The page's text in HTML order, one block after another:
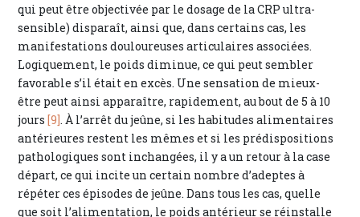
qui peut être objectivée par le dosage de la CRP ultra-
sensible) disparaît, ainsi que, dans certains cas, les
manifestations douloureuses articulaires associées.
Logiquement, le poids diminue, ce qui peut sembler
favorable s’il était en excès. Une sensation de mieux-
être peut ainsi apparaître, rapidement, au bout de 5 à 10
jours[9]. À l’arrêt du jeûne, si les habitudes alimentaires
antérieures restent les mêmes et si les prédispositions
pathologiques sont inchangées, il y a un retour à la case
départ, ce qui incite un certain nombre d’adeptes à
répéter ces épisodes de jeûne. Dans tous les cas, quelle
que soit l’alimentation, le poids antérieur se réinstalle